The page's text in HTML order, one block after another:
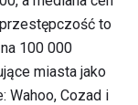
to
100 000
miasta jako
Wahoo, Cozad i